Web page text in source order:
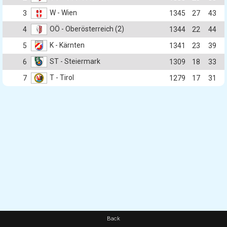
3
W - Wien 1345 27
43
4
OÖ - Oberösterreich (2) 1344 22
44
5
K - Kärnten 1341 23
39
6
ST - Steiermark 1309 18
33
7
T - Tirol 1279 17 31
Back